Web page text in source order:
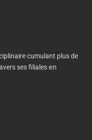
cumulant plus de
ses filialesen